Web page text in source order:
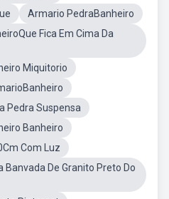
Armario PedraBanheiro
Fica Em Cima Da
Miquitorio
Pedra Suspensa
Banheiro
Com Luz
Banvada De Granito Preto Do